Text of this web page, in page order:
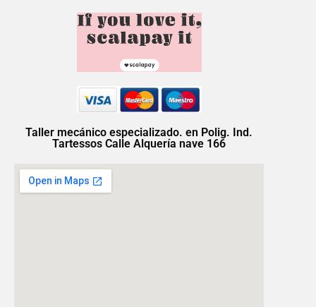
Taller mecánico especializado. en Polig. Ind.
Tartessos Calle Alquería nave 166